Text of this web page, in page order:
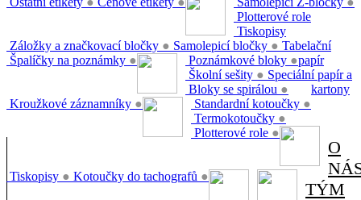
Záložky a značkovací bločky ● Samolepicí bločky ●
Špalíčky na poznámky ● Poznámkové bloky ●
Školní sešity ●
Bloky se spirálou ●
Kroužkové záznamníky ●
Plotterové role
Standardní kotoučky ●
Termokotoučky ●
Plotterové role ●
Tiskopisy
Tiskopisy ● Kotoučky do tachografů ●
Tabelační
papír
Speciální papír a
kartony
O
TÝM